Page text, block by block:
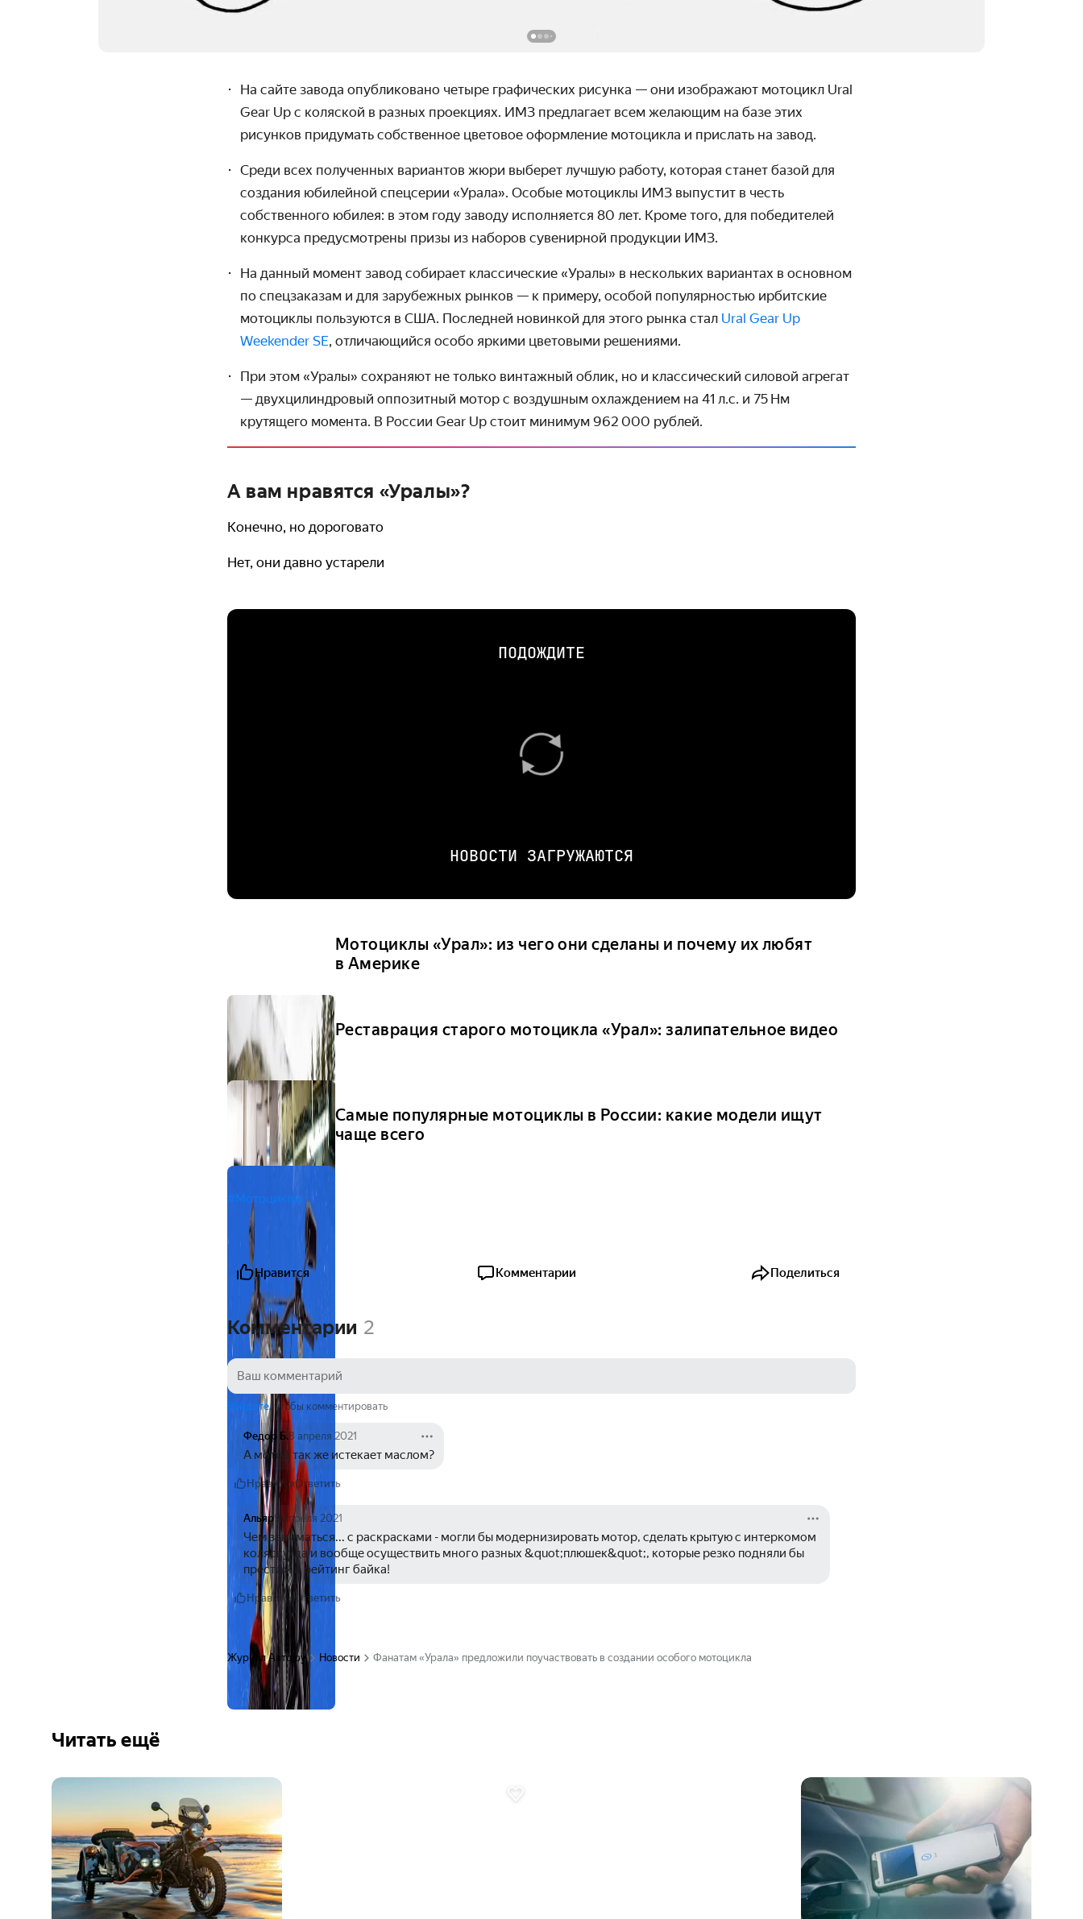
На сайте завода опубликовано четыре графических рисунка — они изображают мотоцикл Ural
Gear Up с коляской в разных проекциях. ИМЗ предлагает всем желающим на базе этих
рисунков придумать собственное цветовое оформление мотоцикла и прислать на завод.
Среди всех полученных вариантов жюри выберет лучшую работу, которая станет базой для
создания юбилейной спецсерии «Урала». Особые мотоциклы ИМЗ выпустит в честь
собственного юбилея: в этом году заводу исполняется 80 лет. Кроме того, для победителей
конкурса предусмотрены призы из наборов сувенирной продукции ИМЗ.
На данный момент завод собирает классические «Уралы» в нескольких вариантах в основном
по спецзаказам и для зарубежных рынков — к примеру, особой популяр­ностью ирбитские
мотоциклы пользуются в США. Последней новинкой для этого рынка стал Ural Gear Up
Weekender SE, отличающийся особо яркими цветовыми решениями.
При этом «Уралы» сохраняют не только винтажный облик, но и классический силовой агрегат
— двух­цилиндровый оппозитный мотор с воздушным охлаждением на 41 л.с. и 75 Нм
крутящего момента. В России Gear Up стоит минимум 962 000 рублей.
А вам нравятся «Уралы»?
Конечно, но дороговато
Нет, они давно устарели
ПОДОЖДИТЕ
НОВОСТИ ЗАГРУЖАЮТСЯ
Мотоциклы «Урал»: из чего они сделаны и почему их любят
в Америке
Реставрация старого мотоцикла «Урал»: залипательное видео
Самые популярные мотоциклы в России: какие модели ищут
чаще всего
#Мотоциклы
Нравится Комментарии Поделиться
Комментарии 2
Войдите, чтобы комментировать
Федор Б.8 апреля 2021
А мотор так же истекает маслом?
НравитсяОтветить
Альяр9 апреля 2021
Чем заниматься... с раскрасками - могли бы модернизировать мотор, сделать крытую с интеркомом
коляску, да и вообще осуществить много разных &quot;плюшек&quot;, которые резко подняли бы
престиж и рейтинг байка!
Нравится Ответить
Журнал Авто.ру Новости Фанатам «Урала» предложили поучаствовать в создании особого мотоцикла
Читать ещё